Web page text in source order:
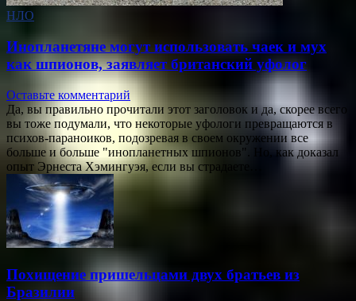
НЛО
Инопланетяне могут использовать чаек и мух
как шпионов, заявляет британский уфолог
Оставьте комментарий
Да, вы правильно прочитали этот заголовок и да, скорее всего
вы тоже подумали, что некоторые уфологи превращаются в
психов-параноиков, подозревая в своем окружении все
больше и больше "инопланетных шпионов". Но, как доказал
опыт Эрнеста Хэмингуэя, если вы страдаете…
Похищение пришельцами двух братьев из
Бразилии